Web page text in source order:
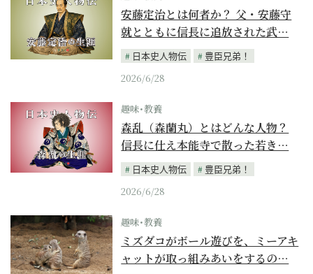
安藤定治とは何者か？ 父・安藤守
就とともに信長に追放された武…
日本史人物伝
豊臣兄弟！
2026/6/28
趣味･教養
森乱（森蘭丸）とはどんな人物？
信長に仕え本能寺で散った若き…
日本史人物伝
豊臣兄弟！
2026/6/28
趣味･教養
ミズダコがボール遊びを、ミーアキ
ャットが取っ組みあいをするの…